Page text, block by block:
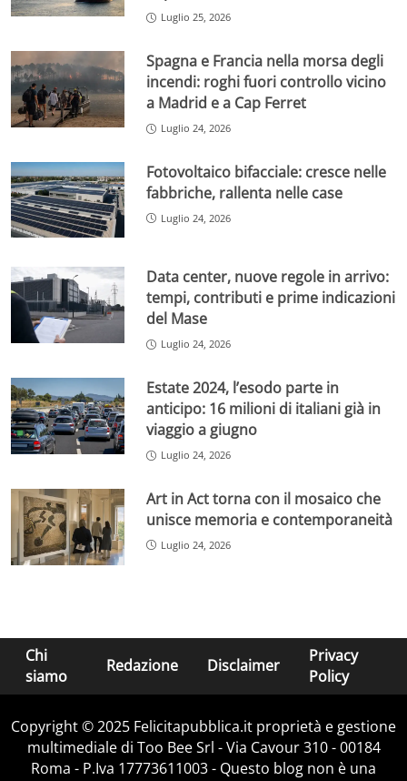
Luglio 25, 2026
Spagna e Francia nella morsa degli
incendi: roghi fuori controllo vicino
a Madrid e a Cap Ferret
Luglio 24, 2026
Fotovoltaico bifacciale: cresce nelle
fabbriche, rallenta nelle case
Luglio 24, 2026
Data center, nuove regole in arrivo:
tempi, contributi e prime indicazioni
del Mase
Luglio 24, 2026
Estate 2024, l’esodo parte in
anticipo: 16 milioni di italiani già in
viaggio a giugno
Luglio 24, 2026
Art in Act torna con il mosaico che
unisce memoria e contemporaneità
Luglio 24, 2026
Chi
siamo
Redazione Disclaimer
Privacy
Policy
Copyright © 2025 Felicitapubblica.it proprietà e gestione
multimediale di Too Bee Srl - Via Cavour 310 - 00184
Roma - P.Iva 17773611003 - Questo blog non è una